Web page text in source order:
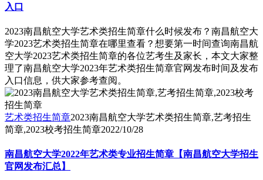
入口
2023南昌航空大学艺术类招生简章什么时候发布？南昌航空大
学2023艺术类招生简章在哪里查看？想要第一时间查询南昌航
空大学2023艺术类招生简章的各位艺考生及家长，本文大家整
理了南昌航空大学2023年艺术类招生简章官网发布时间及发布
入口信息，供大家参考查阅。
艺术类招生简章2023南昌航空大学艺术类招生简章,艺考招生
简章,2023校考招生简章2022/10/28
南昌航空大学2022年艺术类专业招生简章【南昌航空大学招生
官网发布汇总】